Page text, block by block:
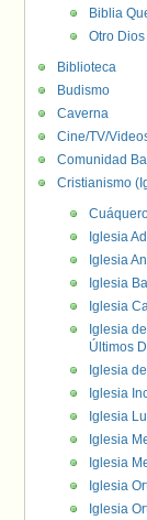
Biblia
Otro
Biblioteca
Budismo
Caverna
Cine/TV/
Comunidad
Cristianismo
Iglesia
Iglesia
Iglesia
Iglesia
Iglesia
Últimos
Iglesia
Iglesia
Iglesia
Iglesia
Iglesia
Iglesia
Iglesia